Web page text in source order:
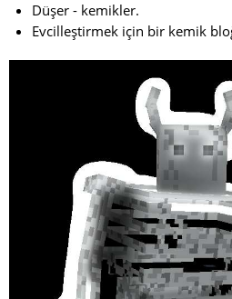
Düşer - kemikler.
Evcilleştirmek için bir kemik